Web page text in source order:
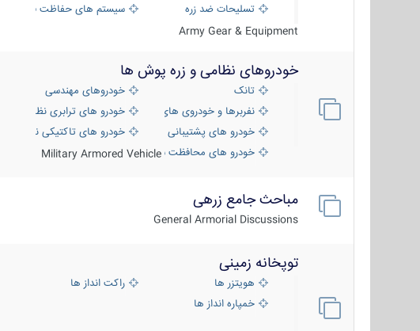
تسلیحات ضد زره
سیستم های حفاظت فعال
Army Gear & Equipment
خودروهای نظامی و زره پوش ها
تانک
خودروهای مهندسی
نفربرها و خودروی های رزمی پیاده نظامخودرو های ترابری نظامی
خودرو های پشتیبانی آتش ، شناسایی و ضد تانک
خودرو های تاکتیکی نظامی
خودرو های محافظت شدهMilitary Armored Vehicle
مباحث جامع زرهی
General Armorial Discussions
توپخانه زمینی
هویتزر ها
راکت انداز ها
خمپاره انداز ها